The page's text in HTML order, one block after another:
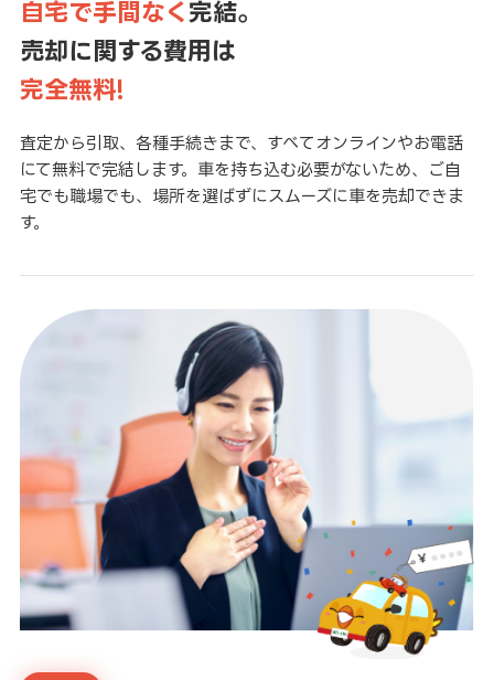
自宅で手間なく 完結。
売却に関する費用は
完全無料!
査定から引取、各種手続きまで、すべてオンラインやお電話
にて無料で完結します。車を持ち込む必要がないため、ご自
宅でも職場でも、場所を選ばずにスムーズに車を売却できま
す。